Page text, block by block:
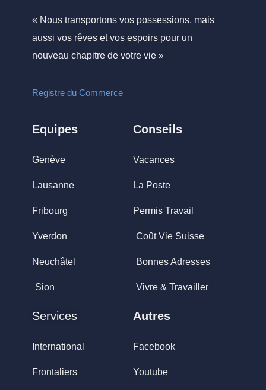
« Nous transportons vos possessions, mais
aussi vos rêves et vos espoirs pour un
nouveau chapitre de votre vie »
Registre du Commerce
Equipes
Genève
Lausanne
Fribourg
Yverdon
Neuchâtel
Sion
Conseils
Vacances
La Poste
Permis Travail
Coût Vie Suisse
Bonnes Adresses
Vivre & Travailler
Services
International
Frontaliers
Autres
Facebook
Youtube